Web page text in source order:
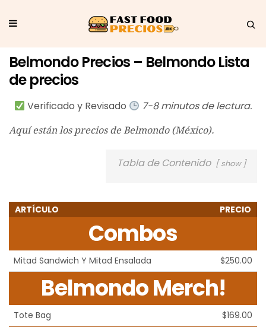
Belmondo Precios – Belmondo Lista
de precios
Verificado y Revisado 7-8 minutos de lectura.
Aquí están los precios de Belmondo (México).
Tabla de Contenido show
ARTÍCULO PRECIO
Combos
Mitad Sandwich Y Mitad Ensalada $250.00
Belmondo Merch!
Tote Bag $169.00